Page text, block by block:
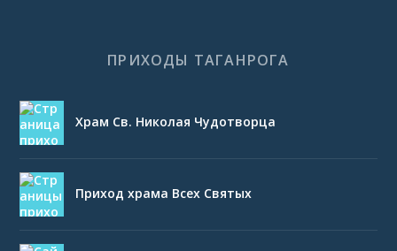
ПРИХОДЫ ТАГАНРОГА
Храм Св. Николая Чудотворца
Приход храма Всех Святых